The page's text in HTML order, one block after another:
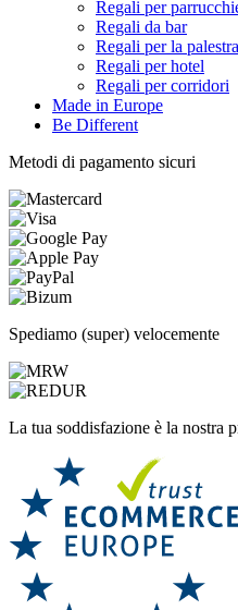
Regali per
Regali da bar
Regali per la palestra
Regali per hotel
Regali per corridori
Made in Europe
Be Different
Metodi di pagamento sicuri
Spediamo (super) velocemente
La tua soddisfazione è la nostra